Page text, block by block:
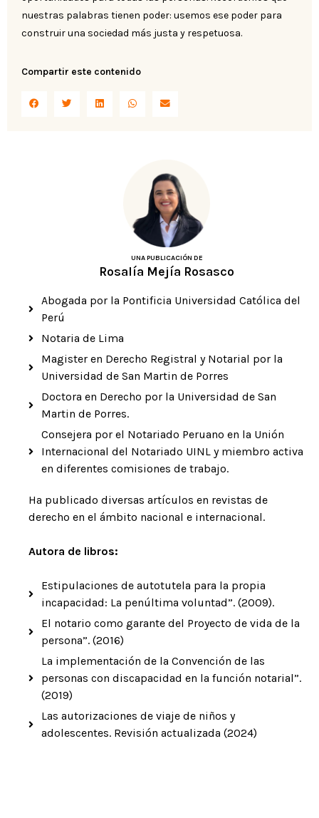
nuestras palabras tienen poder: usemos ese poder para
construir una sociedad más justa y respetuosa.
Compartir este contenido
UNA PUBLICACIÓN DE
Rosalía Mejía Rosasco
Abogada por la Pontificia Universidad Católica del
Perú
Notaria de Lima
Magister en Derecho Registral y Notarial por la
Universidad de San Martin de Porres
Doctora en Derecho por la Universidad de San
Martin de Porres.
Consejera por el Notariado Peruano en la Unión
Internacional del Notariado UINL y miembro activa
en diferentes comisiones de trabajo.
Ha publicado diversas artículos en revistas de
derecho en el ámbito nacional e internacional.
Autora de libros:
Estipulaciones de autotutela para la propia
incapacidad: La penúltima voluntad”. (2009).
El notario como garante del Proyecto de vida de la
persona”. (2016)
La implementación de la Convención de las
personas con discapacidad en la función notarial”.
(2019)
Las autorizaciones de viaje de niños y
adolescentes. Revisión actualizada (2024)